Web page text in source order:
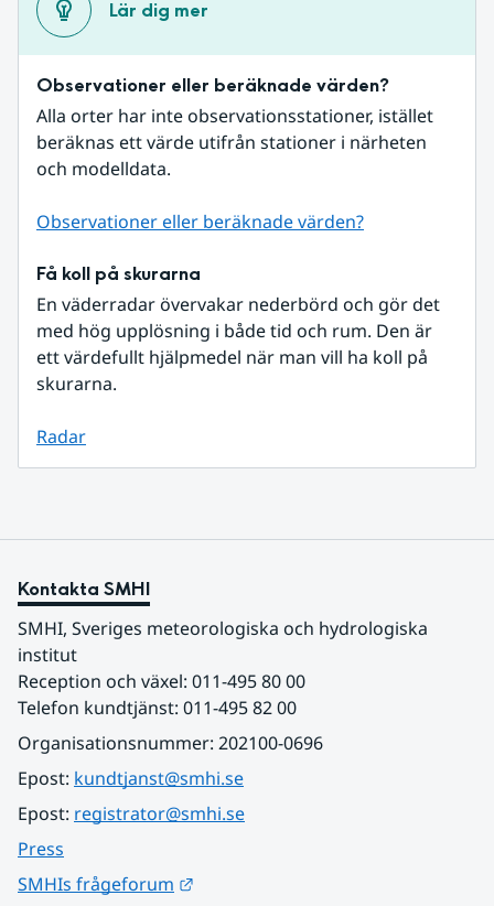
Lär dig mer
Observationer eller beräknade värden?
Alla orter har inte observationsstationer, istället
beräknas ett värde utifrån stationer i närheten
och modelldata.
Observationer eller beräknade värden?
Få koll på skurarna
En väderradar övervakar nederbörd och gör det
med hög upplösning i både tid och rum. Den är
ett värdefullt hjälpmedel när man vill ha koll på
skurarna.
Radar
Kontakta SMHI
SMHI, Sveriges meteorologiska och hydrologiska
institut
Reception och växel: 011-495 80 00
Telefon kundtjänst: 011-495 82 00
Organisationsnummer: 202100-0696
Epost: kundtjanst@smhi.se
Epost: registrator@smhi.se
Press
SMHIs frågeforum